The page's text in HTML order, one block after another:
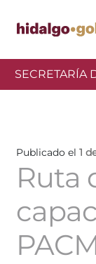
SECRETARÍA
Publicado el 1
Ruta